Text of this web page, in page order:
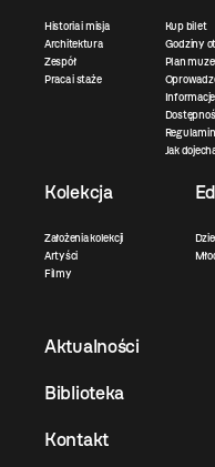
Historia i misja
Architektura
Zespół
Praca i staże
Kup bilet
Godziny
Plan
Jak
Kolekcja
Założenia kolekcji
Artyści
Filmy
Aktualności
Biblioteka
Kontakt